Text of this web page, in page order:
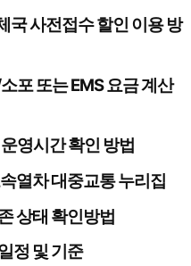
국 사전접수 할인 이용 방
포 또는 EMS 요금 계산
영시간 확인 방법
열차 대중교통 누리집
상태 확인방법
정 및 기준